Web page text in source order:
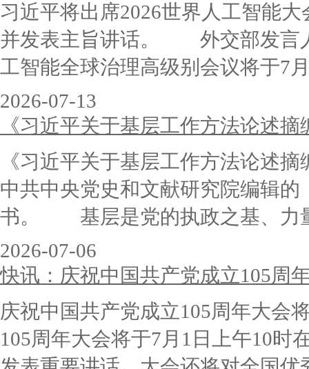
习近平将出席2026世界人工智能
并发表主旨讲话。 外交部发言
工智能全球治理高级别会议将于7
2026-07-13
《习近平关于基层工作方法论述
《习近平关于基层工作方法论
中共中央党史和文献研究院编辑
书。 基层是党的执政之基、力
2026-07-06
快讯：庆祝中国共产党成立105周
庆祝中国共产党成立105周年大会
105周年大会将于7月1日上午10时